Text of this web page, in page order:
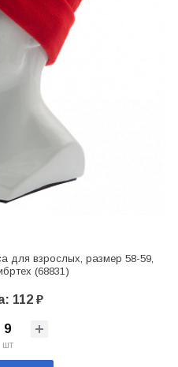
для взрослых, размер 58-59,
(68831)
112 ₽
шт